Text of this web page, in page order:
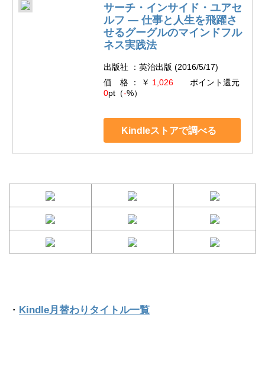
サーチ・インサイド・ユアセ
ルフ ― 仕事と人生を飛躍さ
せるグーグルのマインドフル
ネス実践法
出版社 ：英治出版 (2016/5/17)
価 格 ： ￥ 1,026ポイント還元
0pt（-%）
Kindleストアで調べる
・ Kindle月替わりタイトル一覧